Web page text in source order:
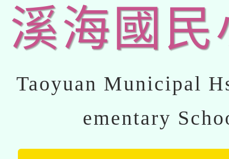
溪海國民
Taoyuan Municipal
ementary